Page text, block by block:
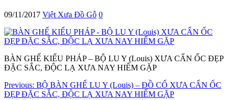
09/11/2017 Việt Xưa Đồ Gỗ 0
BÀN GHẾ KIỂU PHÁP – BỘ LU Y (Louis) XƯA CẨN ỐC ĐẸP
ĐẶC SẮC, ĐỘC LẠ XƯA NAY HIẾM GẶP
Previous: BỘ BÀN GHẾ LU Y (Louis) – ĐỒ CỔ XƯA CẨN ỐC
ĐẸP ĐẶC SẮC, ĐỘC LẠ XƯA NAY HIẾM GẶP